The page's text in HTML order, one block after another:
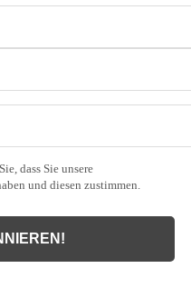
dass Sie unsere
und diesen zustimmen.